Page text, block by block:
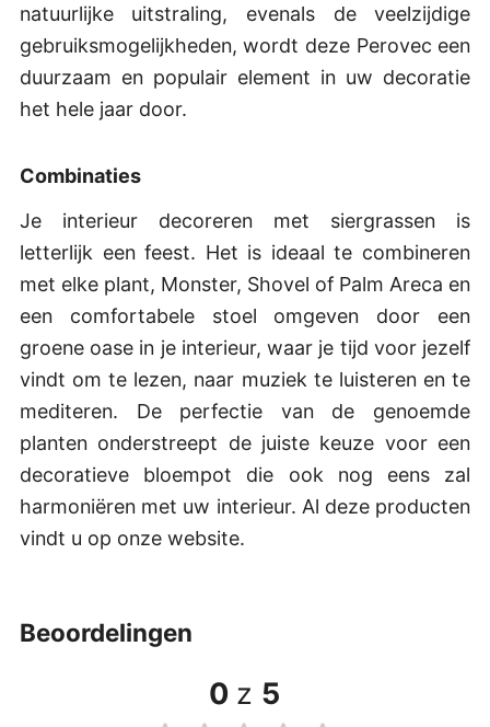
natuurlijke uitstraling, evenals de veelzijdige
gebruiksmogelijkheden, wordt deze Perovec een
duurzaam en populair element in uw decoratie
het hele jaar door.
Combinaties
Je interieur decoreren met siergrassen is
letterlijk een feest. Het is ideaal te combineren
met elke plant, Monster, Shovel of Palm Areca en
een comfortabele stoel omgeven door een
groene oase in je interieur, waar je tijd voor jezelf
vindt om te lezen, naar muziek te luisteren en te
mediteren. De perfectie van de genoemde
planten onderstreept de juiste keuze voor een
decoratieve bloempot die ook nog eens zal
harmoniëren met uw interieur. Al deze producten
vindt u op onze website.
beoordelingen
0 z 5